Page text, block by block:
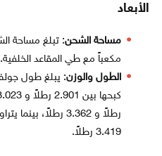
الأبعاد
مساحة الشحن
مكعباً مع طي المقاعد الخلفية.
الطول والوزن
3.419 رطلاً.